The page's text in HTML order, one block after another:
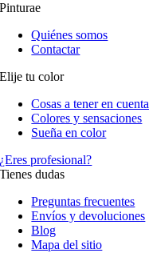
Pinturae
Quiénes somos
Contactar
Elije tu color
Cosas a tener en cuenta
Colores y sensaciones
Sueña en color
¿Eres profesional?
Tienes dudas
Preguntas frecuentes
Envíos y devoluciones
Blog
Mapa del sitio